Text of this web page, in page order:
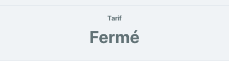
Tarif
Fermé